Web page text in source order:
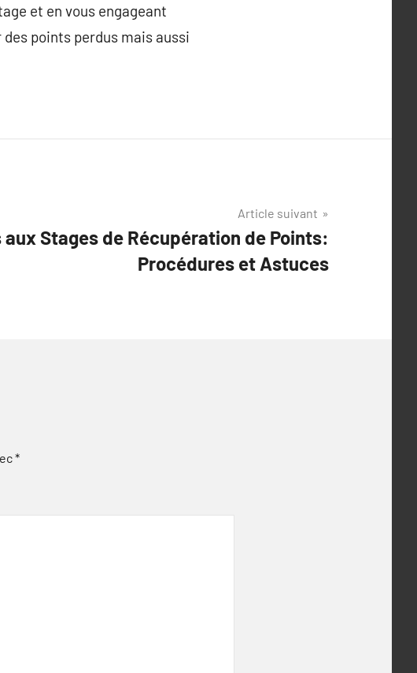
et en vous engageant
points perdus mais aussi
Article suivant
Stages de Récupération de Points:
Procédures et Astuces
*